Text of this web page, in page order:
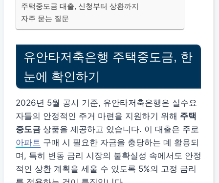
주택중도금 대출, 신청부터 상환까지
자주 묻는 질문
유안타저축은행 주택중도금, 한
눈에 확인하기
2026년 5월 공시 기준, 유안타저축은행은 실수요
자들의 안정적인 주거 마련을 지원하기 위해 주택
중도금 상품을 제공하고 있습니다. 이 대출은 주로
아파트 구매 시 필요한 자금을 충당하는 데 활용되
며, 특히 변동 금리 시장의 불확실성 속에서도 안정
적인 상환 계획을 세울 수 있도록 5%의 고정 금리